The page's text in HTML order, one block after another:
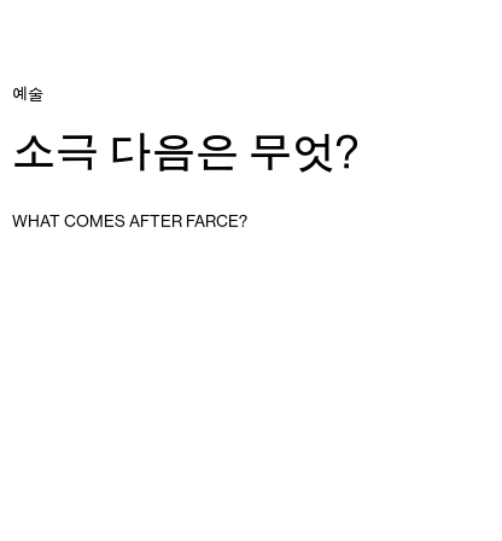
예술
소극 다음은 무엇?
WHAT COMES AFTER FARCE?